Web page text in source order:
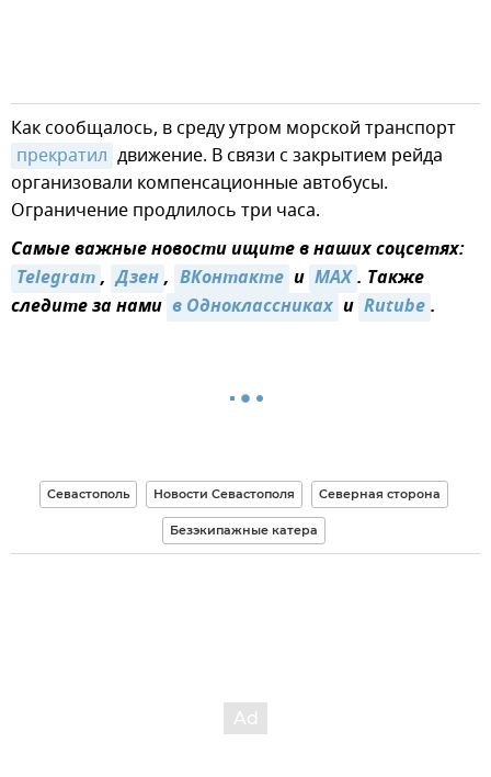
Как сообщалось, в среду утром морской транспорт
прекратил движение. В связи с закрытием рейда
организовали компенсационные автобусы.
Ограничение продлилось три часа.
Самые важные новости ищите в наших соцсетях:
Telegram, Дзен, ВКонтакте и MAX. Также
следите за нами в Одноклассниках и Rutube.
Севастополь Новости Севастополя Северная сторона
Безэкипажные катера